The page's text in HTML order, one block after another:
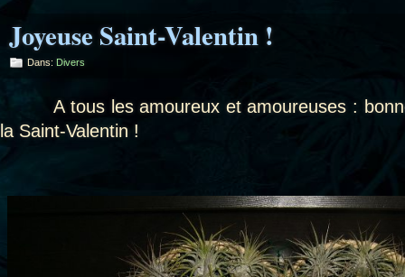
Joyeuse Saint-Valentin !
Dans: Divers
A tous les amoureux et amoureuses :
la Saint-Valentin !